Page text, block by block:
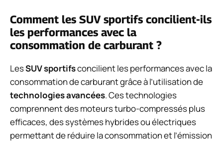
Comment les SUV sportifs concilient-ils
les performances avec la
consommation de carburant ?
LesSUV sportifsconcilient les performances avec la
consommation de carburant grâce à l’utilisation de
technologies avancées. Ces technologies
comprennent des moteurs turbo-compressés plus
efficaces, des systèmes hybrides ou électriques
permettant de réduire la consommation et l’émission